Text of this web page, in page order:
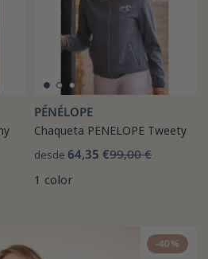
PÉNÉLOPE
Chaqueta PENELOPE Tweety
desde 64,35 €99,00 €
1 color
-40%